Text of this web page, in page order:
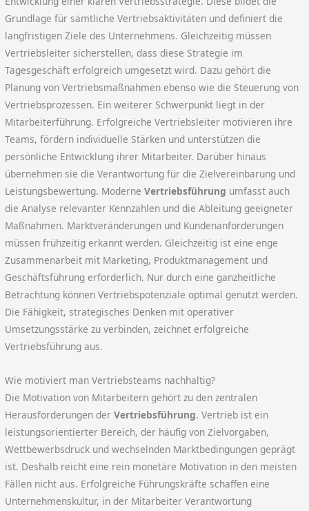
Grundlage für sämtliche Vertriebsaktivitäten und definiert die
langfristigen Ziele des Unternehmens. Gleichzeitig müssen
Vertriebsleiter sicherstellen, dass diese Strategie im
Tagesgeschäft erfolgreich umgesetzt wird. Dazu gehört die
Planung von Vertriebsmaßnahmen ebenso wie die Steuerung von
Vertriebsprozessen. Ein weiterer Schwerpunkt liegt in der
Mitarbeiterführung. Erfolgreiche Vertriebsleiter motivieren ihre
Teams, fördern individuelle Stärken und unterstützen die
persönliche Entwicklung ihrer Mitarbeiter. Darüber hinaus
übernehmen sie die Verantwortung für die Zielvereinbarung und
Leistungsbewertung. ModerneVertriebsführung umfasst auch
die Analyse relevanter Kennzahlen und die Ableitung geeigneter
Maßnahmen. Marktveränderungen und Kundenanforderungen
müssen frühzeitig erkannt werden. Gleichzeitig ist eine enge
Zusammenarbeit mit Marketing, Produktmanagement und
Geschäftsführung erforderlich. Nur durch eine ganzheitliche
Betrachtung können Vertriebspotenziale optimal genutzt werden.
Die Fähigkeit, strategisches Denken mit operativer
Umsetzungsstärke zu verbinden, zeichnet erfolgreiche
Vertriebsführung aus.
Wie motiviert man Vertriebsteams nachhaltig?
Die Motivation von Mitarbeitern gehört zu den zentralen
Herausforderungen derVertriebsführung. Vertrieb ist ein
leistungsorientierter Bereich, der häufig von Zielvorgaben,
Wettbewerbsdruck und wechselnden Marktbedingungen geprägt
ist. Deshalb reicht eine rein monetäre Motivation in den meisten
Fällen nicht aus. Erfolgreiche Führungskräfte schaffen eine
Unternehmenskultur, in der Mitarbeiter Verantwortung